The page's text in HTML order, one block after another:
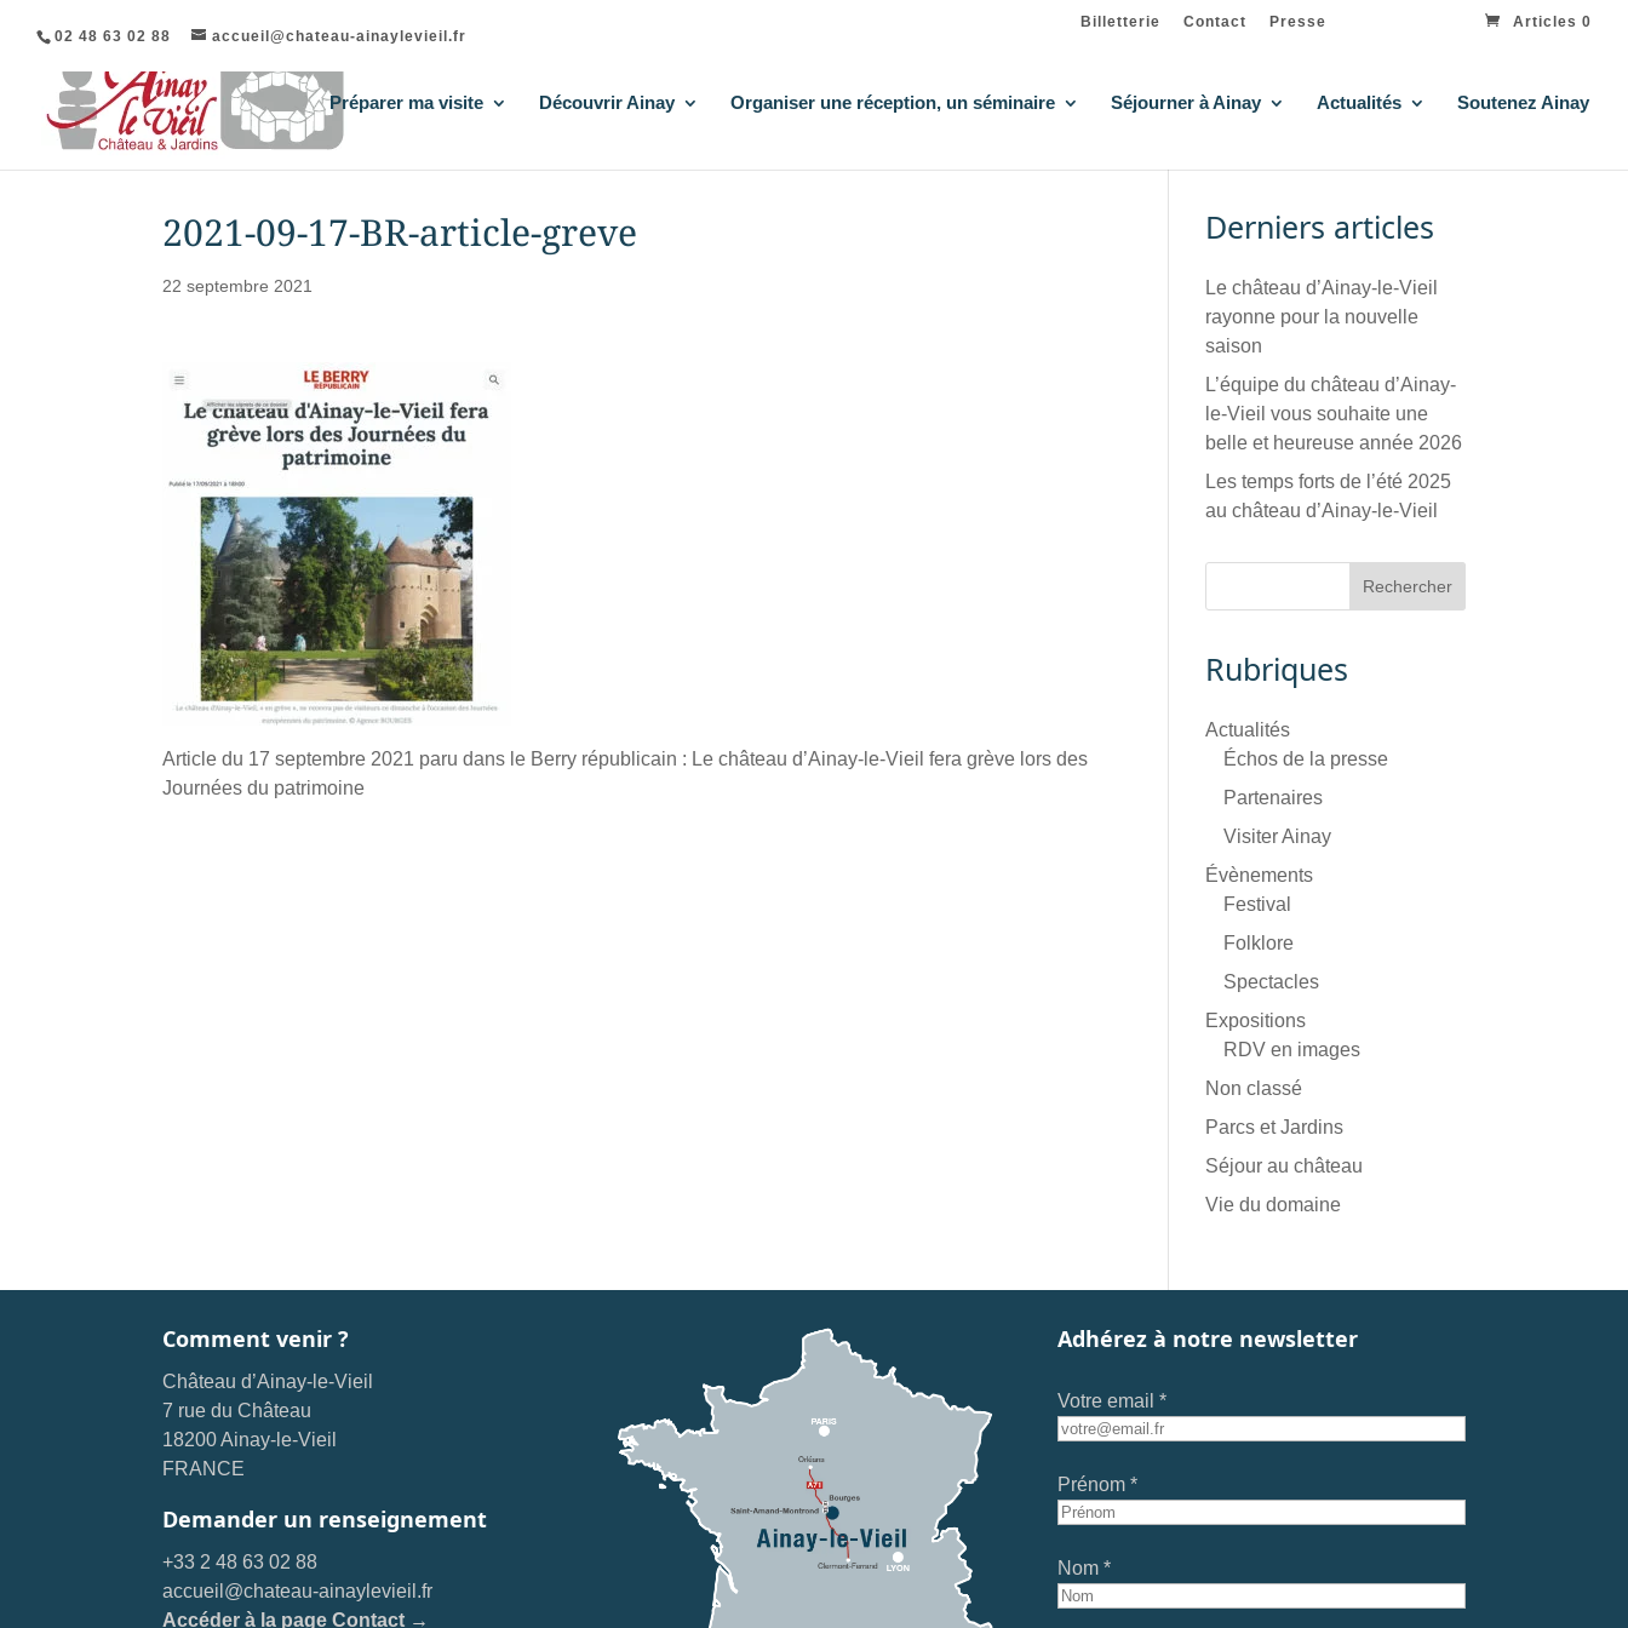
02 48 63 02 88 accueil@chateau-ainaylevieil.fr
Billetterie Contact Presse Articles 0
Préparer ma visite Découvrir Ainay Organiser une réception, un séminaire Séjourner à Ainay Actualités Soutenez Ainay
2021-09-17-BR-article-greve
22 septembre 2021
Article du 17 septembre 2021 paru dans le Berry républicain : Le château d’Ainay-le-Vieil fera grève lors des
Journées du patrimoine
Derniers articles
Le château d’Ainay-le-Vieil
rayonne pour la nouvelle
saison
L’équipe du château d’Ainay-
le-Vieil vous souhaite une
belle et heureuse année 2026
Les temps forts de l’été 2025
au château d’Ainay-le-Vieil
Rubriques
Actualités
Échos de la presse
Partenaires
Visiter Ainay
Évènements
Festival
Folklore
Spectacles
Expositions
RDV en images
Non classé
Parcs et Jardins
Séjour au château
Vie du domaine
Comment venir ?
Château d’Ainay-le-Vieil
7 rue du Château
18200 Ainay-le-Vieil
FRANCE
Demander un renseignement
+33 2 48 63 02 88
accueil@chateau-ainaylevieil.fr
Accéder à la page Contact →
Adhérez à notre newsletter
Votre email *
Prénom *
Nom *